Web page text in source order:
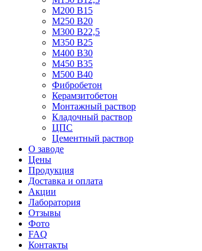
М200 В15
М250 В20
М300 В22,5
М350 В25
М400 В30
М450 В35
М500 В40
Фибробетон
Керамзитобетон
Монтажный раствор
Кладочный раствор
ЦПС
Цементный раствор
О заводе
Цены
Продукция
Доставка и оплата
Акции
Лаборатория
Отзывы
Фото
FAQ
Контакты